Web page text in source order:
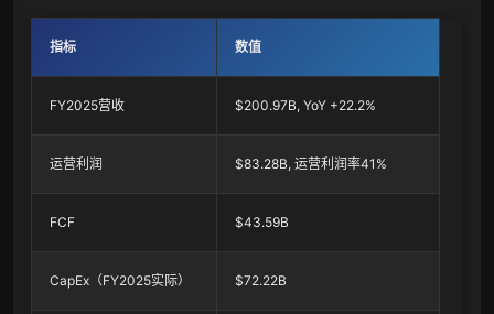
指标 数值
FY2025营收 $200.97B, YoY +22.2%
运营利润 $83.28B, 运营利润率41%
FCF $43.59B
CapEx（FY2025实际） $72.22B